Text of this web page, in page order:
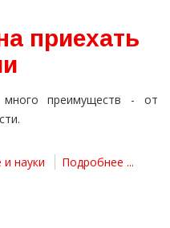
приехать
много преимуществ - от
науки Подробнее ...